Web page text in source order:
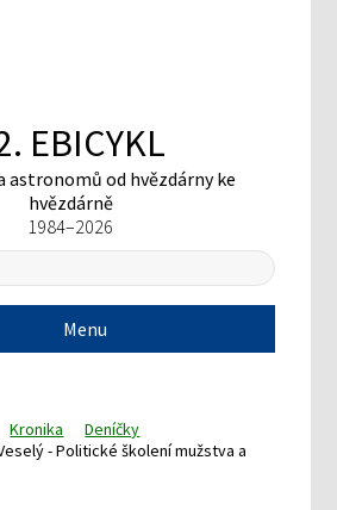
EBICYKL
astronomů od hvězdárny ke
hvězdárně
1984–2026
Menu
Kronika
Deníčky
- Politické školení mužstva a